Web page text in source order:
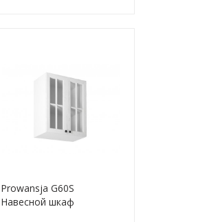
Prowansja G60S
Навесной шкаф